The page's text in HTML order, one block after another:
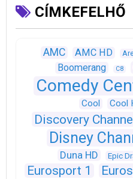
CÍMKEFELHŐ
AMC AMC HD
Boomerang C8
Comedy
Cool Cool
Discovery
Disney
Duna HD
Epic
Eurosport 1